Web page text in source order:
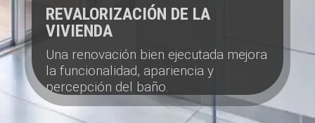
REVALORIZACIÓN DE LA
VIVIENDA
Una renovación bien ejecutada mejora
la funcionalidad, apariencia y
percepción del baño.